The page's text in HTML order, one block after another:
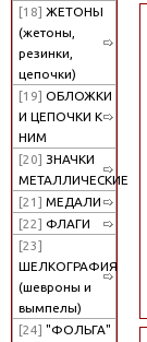
[18] ЖЕТОНЫ
(жетоны,
резинки,
цепочки)
[19] ОБЛОЖКИ
И ЦЕПОЧКИ К
НИМ
[20] ЗНАЧКИ
МЕТАЛЛИЧЕСКИЕ
[21] МЕДАЛИ
[22] ФЛАГИ
[23]
ШЕЛКОГРАФИЯ
(шевроны и
вымпелы)
[24] "ФОЛЬГА"